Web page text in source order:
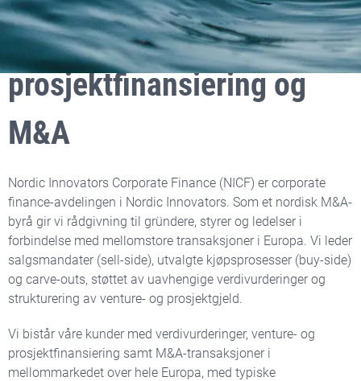
rådgivning innen vekst,
prosjektfinansiering og
M&A
Nordic Innovators Corporate Finance (NICF) er corporate
finance-avdelingen i Nordic Innovators. Som et nordisk M&A-
byrå gir vi rådgivning til gründere, styrer og ledelser i
forbindelse med mellomstore transaksjoner i Europa. Vi leder
salgsmandater (sell-side), utvalgte kjøpsprosesser (buy-side)
og carve-outs, støttet av uavhengige verdivurderinger og
strukturering av venture- og prosjektgjeld.
Vi bistår våre kunder med verdivurderinger, venture- og
prosjektfinansiering samt M&A-transaksjoner i
mellommarkedet over hele Europa, med typiske